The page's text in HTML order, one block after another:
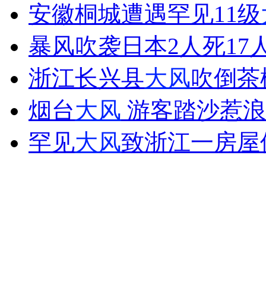
消防员救轻生者 花炮节热闹非凡 减压"枕头大战"
司机酒驾遇交警 急速倒车逃窜
安徽桐城遭遇罕见11级
暴风吹袭日本2人死17
浙江长兴县大风吹倒
烟台大风 游客踏沙惹浪
罕见大风致浙江一房